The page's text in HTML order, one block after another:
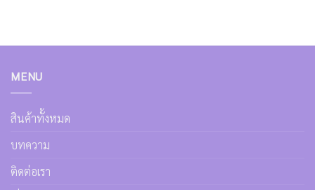
MENU
สินค้าทั้งหมด
บทความ
ติดต่อเรา